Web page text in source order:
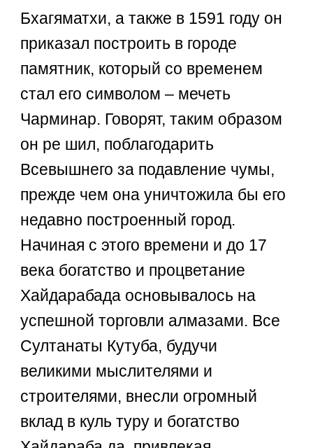
Бхагяматхи, а также в 1591 году он
приказал построить в городе
памятник, который со временем
стал его символом – мечеть
Чарминар. Говорят, таким образом
он ре шил, поблагодарить
Всевышнего за подавление чумы,
прежде чем она уничтожила бы его
недавно построенный город.
Начиная с этого времени и до 17
века богатство и процветание
Хайдарабада основывалось на
успешной торговли алмазами. Все
Султанаты Кутуба, будучи
великими мыслителями и
строителями, внесли огромный
вклад в куль туру и богатство